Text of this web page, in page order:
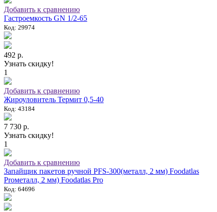
Добавить к сравнению
Гастроемкость GN 1/2-65
Код: 29974
492 р.
Узнать скидку!
1
Добавить к сравнению
Жироуловитель Термит 0,5-40
Код: 43184
7 730 р.
Узнать скидку!
1
Добавить к сравнению
Запайщик пакетов ручной PFS-300(металл, 2 мм) Foodatlas
Proметалл, 2 мм) Foodatlas Pro
Код: 64696